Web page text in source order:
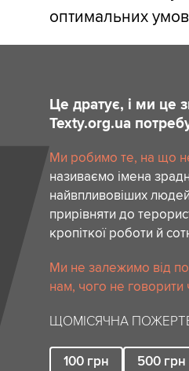
оптимальних
Це дратує, і ми це
Texty.org.ua
Ми робимо те, на що
називаємо імена
найвпливовіших
прирівняти до
кропіткої роботи й
Ми не залежимо від
нам, чого не
ЩОМІСЯЧНА
100 грн 500 грн